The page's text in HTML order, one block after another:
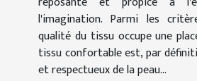
l'imagination. Parmi les
qualité du tissu occupe une
tissu confortable est, par
et respectueux de la peau...